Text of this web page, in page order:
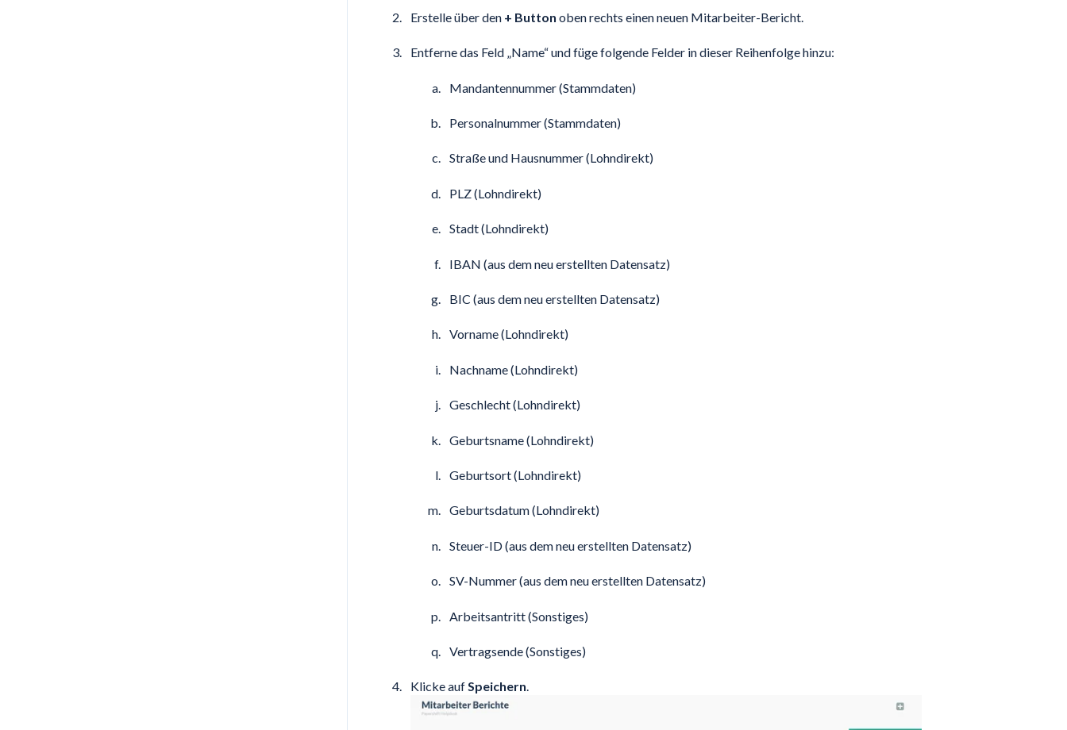
Erstelle über den + Button oben rechts einen neuen Mitarbeiter-Bericht.
Entferne das Feld „Name“ und füge folgende Felder in dieser Reihenfolge hinzu:
Mandantennummer (Stammdaten)
Personalnummer (Stammdaten)
Straße und Hausnummer (Lohndirekt)
PLZ (Lohndirekt)
Stadt (Lohndirekt)
IBAN (aus dem neu erstellten Datensatz)
BIC (aus dem neu erstellten Datensatz)
Vorname (Lohndirekt)
Nachname (Lohndirekt)
Geschlecht (Lohndirekt)
Geburtsname (Lohndirekt)
Geburtsort (Lohndirekt)
Geburtsdatum (Lohndirekt)
Steuer-ID (aus dem neu erstellten Datensatz)
SV-Nummer (aus dem neu erstellten Datensatz)
Arbeitsantritt (Sonstiges)
Vertragsende (Sonstiges)
Klicke aufSpeichern.